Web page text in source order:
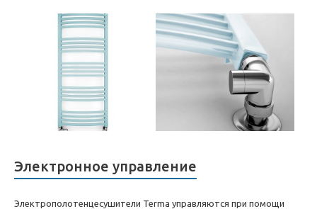
Электронное управление
Электрополотенцесушители Terma управляются при помощи